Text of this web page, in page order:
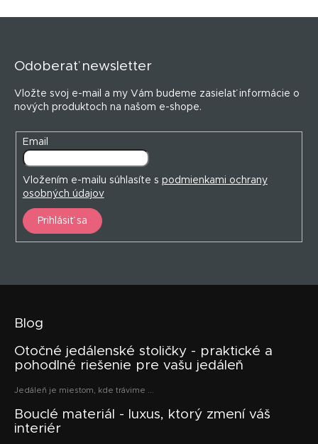
Odoberať newsletter
Vložte svoj e-mail a my Vám budeme zasielať informácie o
nových produktoch na našom e-shope.
Email
Vložením e-mailu súhlasíte s podmienkami ochrany
osobných údajov
Prihlásiť sa
Blog
Otočné jedálenské stoličky - praktické a
pohodlné riešenie pre vašu jedáleň
Jedáleň je miestom, kde trávime ...
Bouclé materiál - luxus, ktorý zmení váš
interiér